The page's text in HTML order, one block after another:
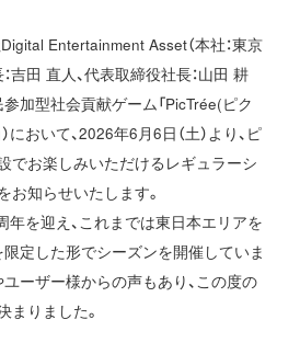
Entertainment Asset（本社：東京
吉田 直人、代表取締役社長：山田 耕
民参加型社会貢献ゲーム「PicTrée(ピク
）において、2026年6月6日（土）より、ピ
でお楽しみいただけるレギュラーシ
お知らせいたします。
を迎え、これまでは東日本エリアを
限定した形でシーズンを開催していま
ユーザー様からの声もあり、この度の
まりました。